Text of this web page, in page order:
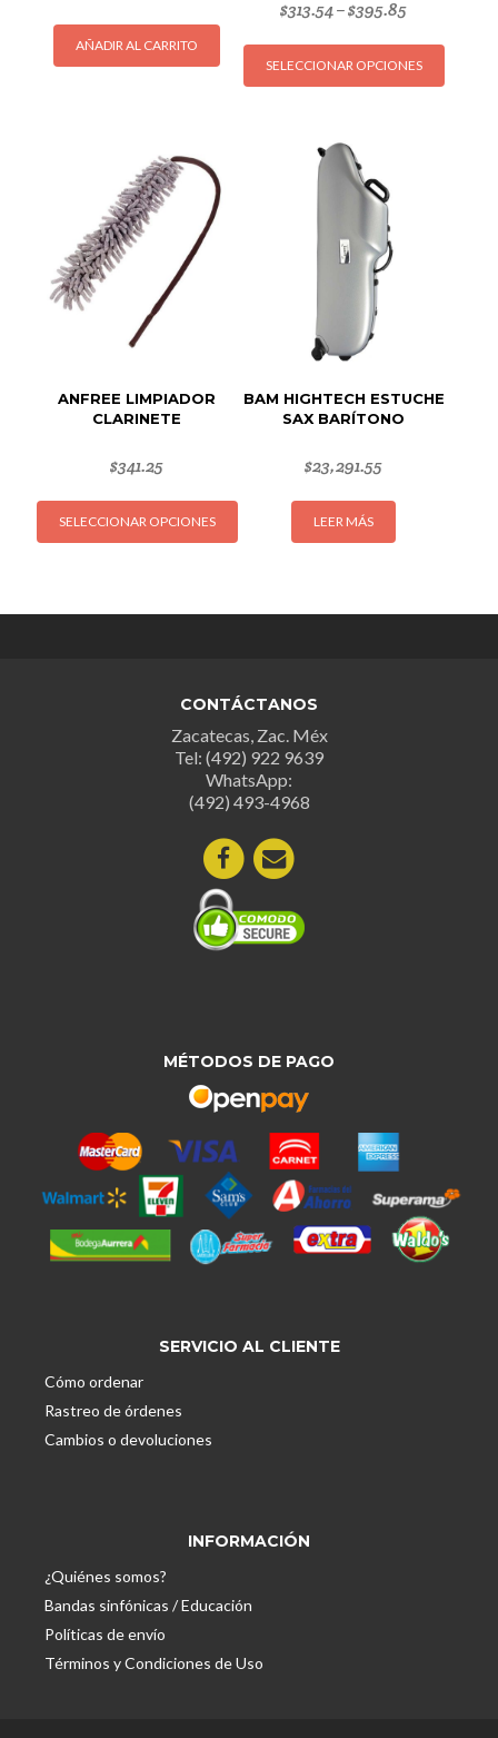
AÑADIR AL CARRITO
$313.54–$395.85
SELECCIONAR OPCIONES
Este
de
ANFREE LIMPIADOR
CLARINETE
$341.25
SELECCIONAR OPCIONES
Este
pueden
elegir
en
la
de
producto
BAM HIGHTECH ESTUCHE
SAX BARÍTONO
$23,291.55
LEER MÁS
CONTÁCTANOS
Zacatecas, Zac. Méx
Tel: (492) 922 9639
WhatsApp:
(492) 493-4968
MÉTODOS DE PAGO
SERVICIO AL CLIENTE
Cómo ordenar
Rastreo de órdenes
Cambios o devoluciones
INFORMACIÓN
¿Quiénes somos?
Bandas sinfónicas / Educación
Políticas de envío
Términos y Condiciones de Uso